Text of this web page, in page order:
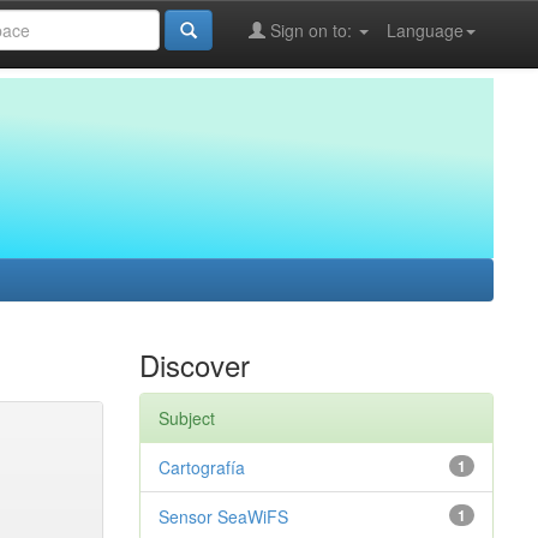
Language
Sign on to:
Discover
Subject
1
Cartografía
1
Sensor SeaWiFS